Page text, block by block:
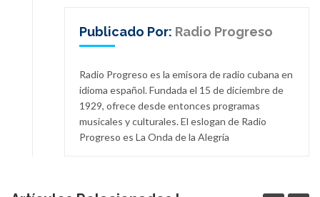
Publicado Por: Radio Progreso
Radio Progreso es la emisora de radio cubana en
idioma español. Fundada el 15 de diciembre de
1929, ofrece desde entonces programas
musicales y culturales. El eslogan de Radio
Progreso es La Onda de la Alegría